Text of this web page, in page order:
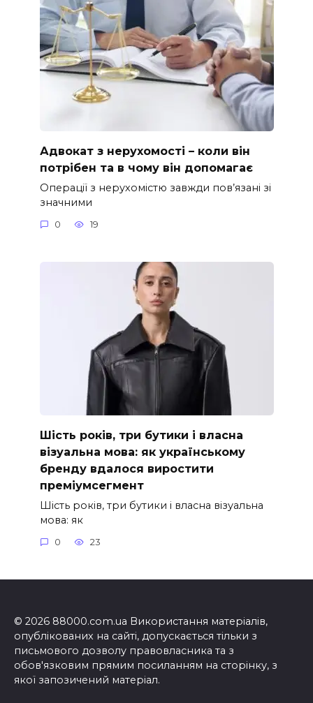
Адвокат з нерухомості – коли він
потрібен та в чому він допомагає
Операції з нерухомістю завжди пов’язані зі
значними
0 19
Шість років, три бутики і власна
візуальна мова: як українському
бренду вдалося виростити
преміумсегмент
Шість років, три бутики і власна візуальна
мова: як
0 23
© 2026 88000.com.ua Використання матеріалів,
опублікованих на сайті, допускається тільки з
письмового дозволу правовласника та з
обов'язковим прямим посиланням на сторінку, з
якої запозичений матеріал.